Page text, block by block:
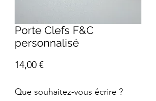
Porte Clefs F&C
personnalisé
14,00 €Prix
Que souhaitez-vous écrire ?